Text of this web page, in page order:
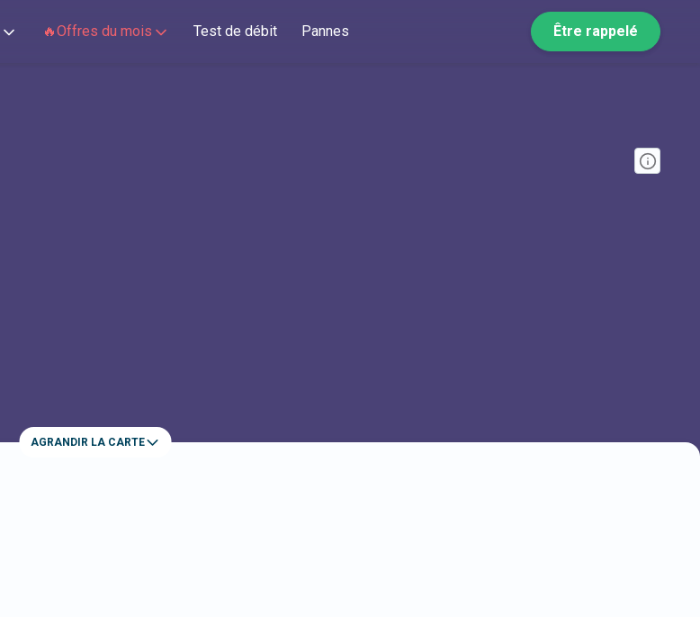
🔥Offres du mois Test de débit Pannes Être rappelé
AGRANDIR LA CARTE